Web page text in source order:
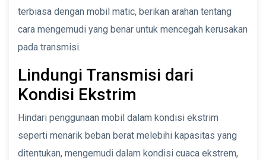
terbiasa dengan mobil matic, berikan arahan tentang
cara mengemudi yang benar untuk mencegah kerusakan
pada transmisi.
Lindungi Transmisi dari
Kondisi Ekstrim
Hindari penggunaan mobil dalam kondisi ekstrim
seperti menarik beban berat melebihi kapasitas yang
ditentukan, mengemudi dalam kondisi cuaca ekstrem,